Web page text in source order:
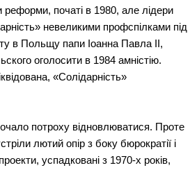
реформи, початі в 1980, але лідери
невеликими профспілками під
в Польщу папи Іоанна Павла II,
оголосити в 1984 амністію.
«Солідарність»
потроху відновлюватися. Проте
лютий опір з боку бюрократії і
успадковані з 1970-х років,